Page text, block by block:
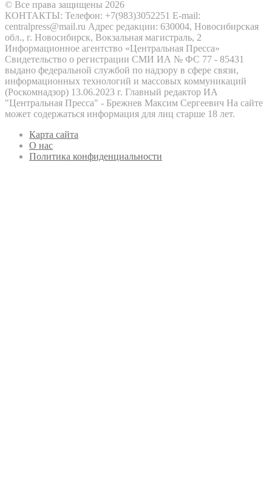
© Все права защищены 2026
КОНТАКТЫ: Телефон: +7(983)3052251 E-mail:
centralpress@mail.ru Адрес редакции: 630004, Новосибирская
обл., г. Новосибирск, Вокзальная магистраль, 2
Информационное агентство «Центральная Пресса»
Свидетельство о регистрации СМИ ИА № ФС 77 - 85431
выдано федеральной службой по надзору в сфере связи,
информационных технологий и массовых коммуникаций
(Роскомнадзор) 13.06.2023 г. Главный редактор ИА
"Центральная Пресса" - Брежнев Максим Сергеевич На сайте
может содержаться информация для лиц старше 18 лет.
Карта сайта
О нас
Политика конфиденциальности